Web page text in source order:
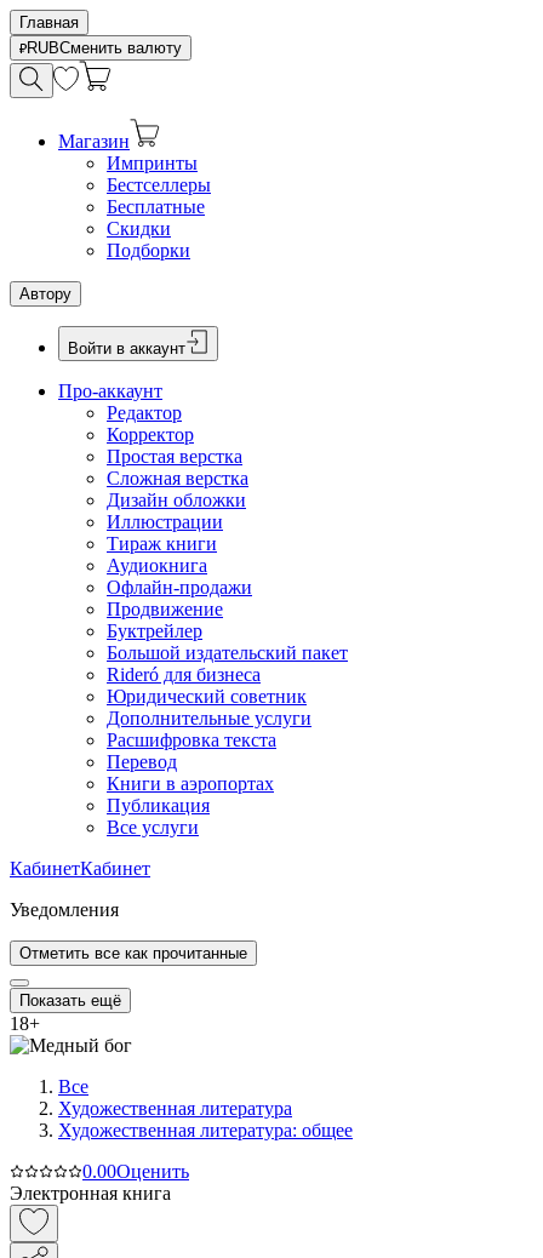
Главная
RUBСменить валюту
Магазин
Импринты
Бестселлеры
Бесплатные
Скидки
Подборки
Автору
Войти в аккаунт
Про-аккаунт
Редактор
Корректор
Простая верстка
Сложная верстка
Дизайн обложки
Иллюстрации
Тираж книги
Аудиокнига
Офлайн-продажи
Продвижение
Буктрейлер
Большой издательский пакет
Rideró для бизнеса
Юридический советник
Дополнительные услуги
Расшифровка текста
Перевод
Книги в аэропортах
Публикация
Все услуги
КабинетКабинет
Уведомления
Отметить все как прочитанные
Показать ещё
18+
Все
Художественная литература
Художественная литература: общее
0.00Оценить
Электронная книга